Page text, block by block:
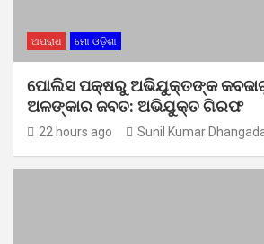
ଅପରାଧ ମୋ ଓଡ଼ିଶା
ପୋଲିସ ପକ୍ଷରୁ ଅଭିଯୁକ୍ତଙ୍କ କବଜାରୁ
ଅଳଙ୍କାର ଜବତ: ଅଭିଯୁକ୍ତ ଗିରଫ
22 hours ago Sunil Kumar